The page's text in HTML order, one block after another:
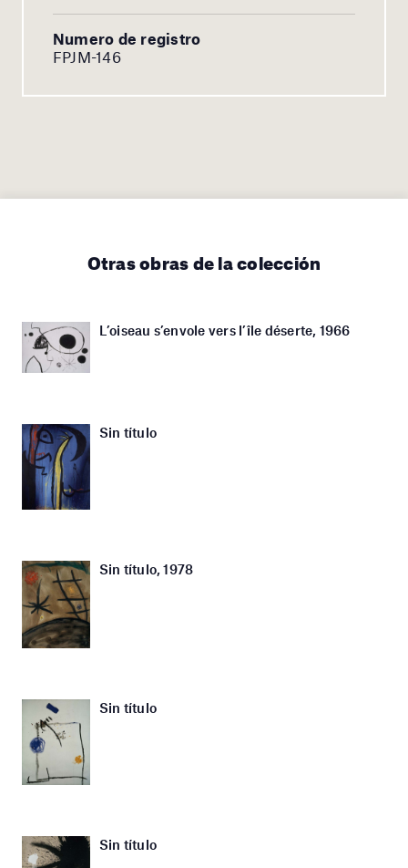
Numero de registro
FPJM-146
Otras obras de la colección
L’oiseau s’envole vers l’île déserte, 1966
Sin título
Sin título, 1978
Sin título
Sin título